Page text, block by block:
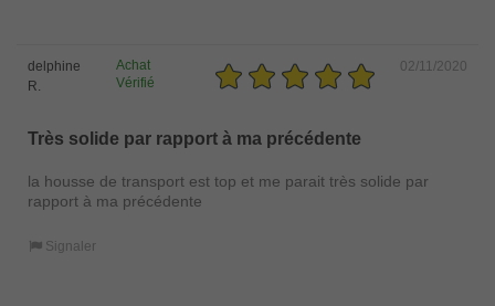
delphine
R.
Achat
Vérifié
02/11/2020
Très solide par rapport à ma précédente
la housse de transport est top et me parait très solide par
rapport à ma précédente
Signaler